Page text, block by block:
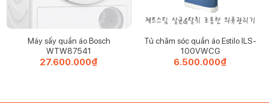
– Kích thước: 12.7 x 12.7 x 18.8cm
– Dung tích: 1.5L
– Chất liệu: Thép không gỉ
Để đặt mua sản phẩm, Quý khách đặt hàng qua
Máy sấy quần áo Bosch
WTW87541
27.600.000₫
Tủ chăm sóc quần áo Estilo ILS-
100VWCG
6.500.000₫